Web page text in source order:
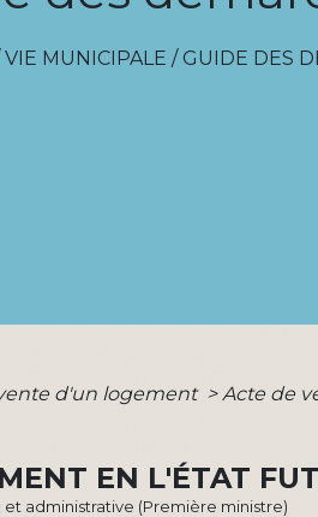
VIE MUNICIPALE / GUIDE DES
d'un logement > Acte de
EN L'ÉTAT
administrative (Première ministre)